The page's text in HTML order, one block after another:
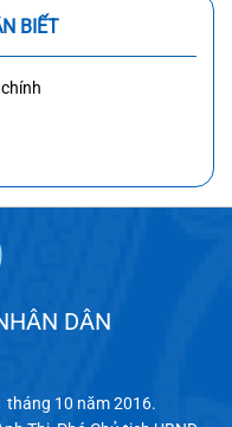
BIẾT
DÂN
tháng 10 năm 2016.